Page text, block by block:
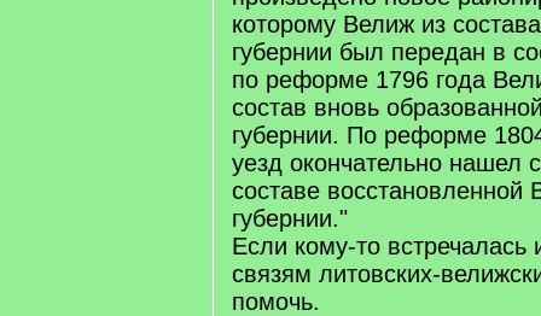
которому Велиж из
губернии был передан в
по реформе 1796 года
состав вновь
губернии. По реформе
уезд окончательно нашел
составе восстановленной
губернии."
Если кому-то
связям литовских-
помочь.